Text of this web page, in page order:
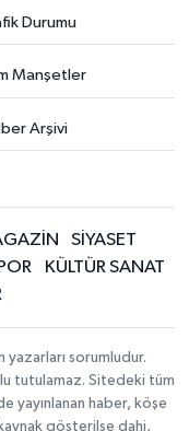
Durumu
Manşetler
Arşivi
SİYASET
KÜLTÜR SANAT
yazarları sorumludur.
tutulamaz. Sitedeki tüm
yayınlanan haber, köşe
gösterilse dahi,